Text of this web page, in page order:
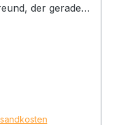
der gerade